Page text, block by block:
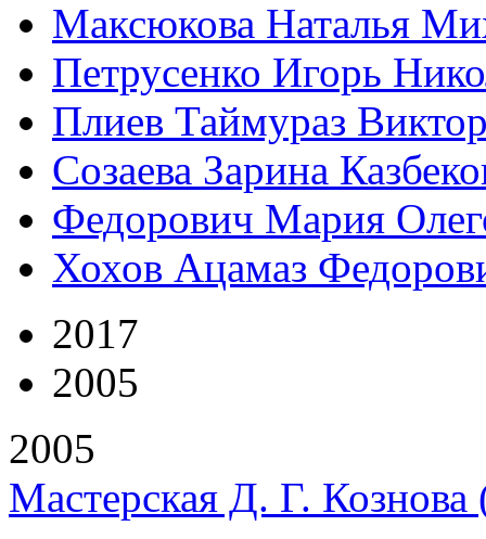
Максюкова Наталья
Петрусенко Игорь
Плиев Таймураз
Созаева Зарина
Федорович Мария
Хохов Ацамаз
2017
2005
2005
Мастерская Д. Г. Кознова